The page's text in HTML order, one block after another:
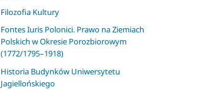
Filozofia Kultury
Fontes Iuris Polonici. Prawo na Ziemiach
Polskich w Okresie Porozbiorowym
(1772/1795–1918)
Historia Budynków Uniwersytetu
Jagiellońskiego